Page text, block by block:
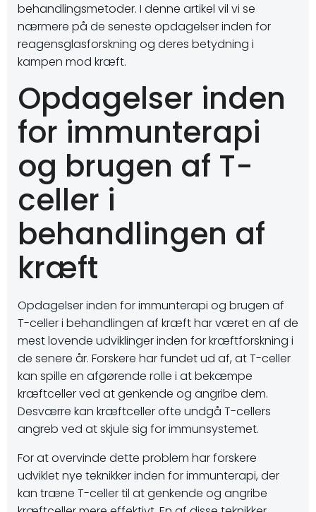
behandlingsmetoder. I denne artikel vil vi se
nærmere på de seneste opdagelser inden for
reagensglasforskning og deres betydning i
kampen mod kræft.
Opdagelser inden
for immunterapi
og brugen af T-
celler i
behandlingen af
kræft
Opdagelser inden for immunterapi og brugen af
T-celler i behandlingen af kræft har været en af de
mest lovende udviklinger inden for kræftforskning i
de senere år. Forskere har fundet ud af, at T-celler
kan spille en afgørende rolle i at bekæmpe
kræftceller ved at genkende og angribe dem.
Desværre kan kræftceller ofte undgå T-cellers
angreb ved at skjule sig for immunsystemet.
For at overvinde dette problem har forskere
udviklet nye teknikker inden for immunterapi, der
kan træne T-celler til at genkende og angribe